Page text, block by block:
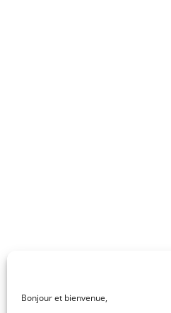
Bonjour et bienvenue,